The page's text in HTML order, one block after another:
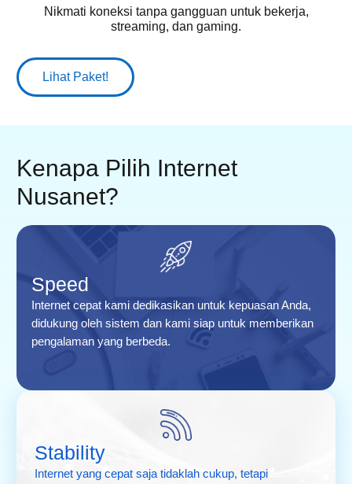
Nikmati koneksi tanpa gangguan untuk bekerja,
streaming, dan gaming.
Lihat Paket!
Kenapa Pilih Internet
Nusanet?
Speed
Internet cepat kami dedikasikan untuk kepuasan Anda,
didukung oleh sistem dan kami siap untuk memberikan
pengalaman yang berbeda.
Stability
Internet yang cepat saja tidaklah cukup, tetapi